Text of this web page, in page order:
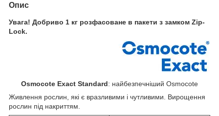
Опис
Увага! Добриво 1 кг розфасоване в пакети з замком Zip-
Lock.
Osmocote Exact Standard: найбезпечніший Osmocote
Живлення рослин, які є вразливими і чутливими. Вирощення
рослин під накриттям.